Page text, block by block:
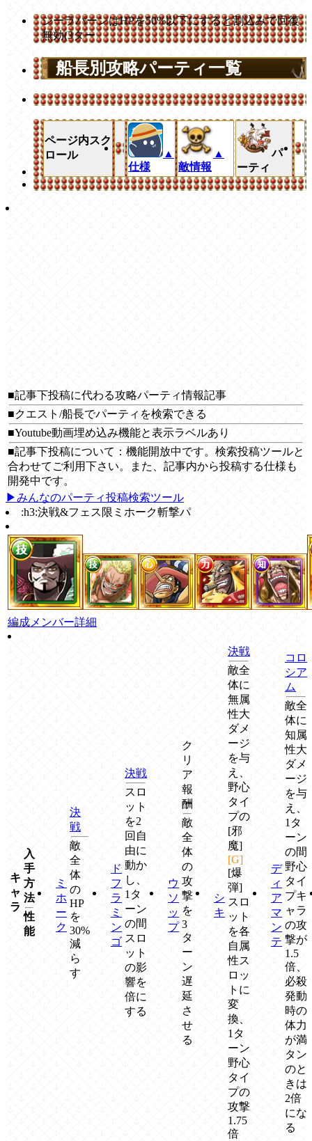
シーラパーンはHPを50%以下にすると割込みで回復
無効(3ター
船長別攻略パーティ一覧
ページ内スク
ロール
▲
仕様
▲
敵情報
パ
ーティ
■記事下投稿に代わる攻略パーティ情報記事
■クエスト/船長でパーティを検索できる
■Youtube動画埋め込み機能と表示ラベルあり
■記事下投稿について：機能開放中です。検索投稿ツールと
合わせてご利用下さい。また、記事内から投稿する仕様も
開発中です。
▶みんなのパーティ投稿検索ツール
:h3:決戦&フェス限ミホーク斬撃パ
編成メンバー詳細
キ
ャ
ラ
入
手
方
法
性
能
ミ
ホ
ー
ク
決
戦
敵
全
体
の
HP
を
30%
減
ら
す
ド
フ
ラ
ミ
ン
ゴ
決戦
スロ
ット
を2
回自
由に
動か
し、
1タ
ーン
の間
スロ
ット
の影
響を
倍に
する
ウ
ソ
ッ
プ
ク
リ
ア
報
酬
敵
全
体
の
攻
撃
を
3
タ
ー
ン
遅
延
さ
せ
る
シ
キ
決戦
敵全
体に
無属
性大
ダメ
ージ
を与
え、
野心
タイ
プの
[邪
魔]
[G]
[爆
弾]
スロ
ット
を各
自属
性ス
ロッ
トに
変
換、
1タ
ーン
野心
タイ
プの
攻撃
1.75
倍
デ
ィ
ア
マ
ン
テ
コロ
シア
ム
敵全
体に
知属
性大
ダメ
ージ
を与
え、
1タ
ーン
の間
野心
タイ
プキ
ャラ
の攻
撃が
1.5
倍、
必殺
発動
時の
体力
が満
タン
のと
きは
2倍
にな
る